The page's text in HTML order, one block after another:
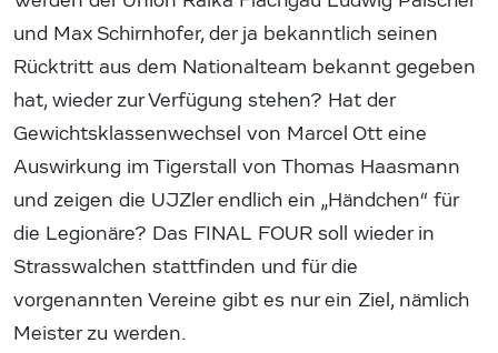
und Max Schirnhofer, der ja bekanntlich seinen
Rücktritt aus dem Nationalteam bekannt gegeben
hat, wieder zur Verfügung stehen? Hat der
Gewichtsklassenwechsel von Marcel Ott eine
Auswirkung im Tigerstall von Thomas Haasmann
und zeigen die UJZler endlich ein „Händchen“ für
die Legionäre? Das FINAL FOUR soll wieder in
Strasswalchen stattfinden und für die
vorgenannten Vereine gibt es nur ein Ziel, nämlich
Meister zu werden.